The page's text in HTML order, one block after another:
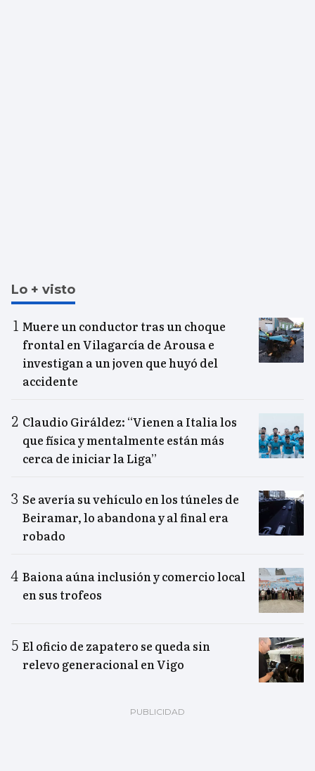
Lo + visto
Muere un conductor tras un choque
frontal en Vilagarcía de Arousa e
investigan a un joven que huyó del
accidente
Claudio Giráldez: “Vienen a Italia los
que física y mentalmente están más
cerca de iniciar la Liga”
Se avería su vehículo en los túneles de
Beiramar, lo abandona y al final era
robado
Baiona aúna inclusión y comercio local
en sus trofeos
El oficio de zapatero se queda sin
relevo generacional en Vigo